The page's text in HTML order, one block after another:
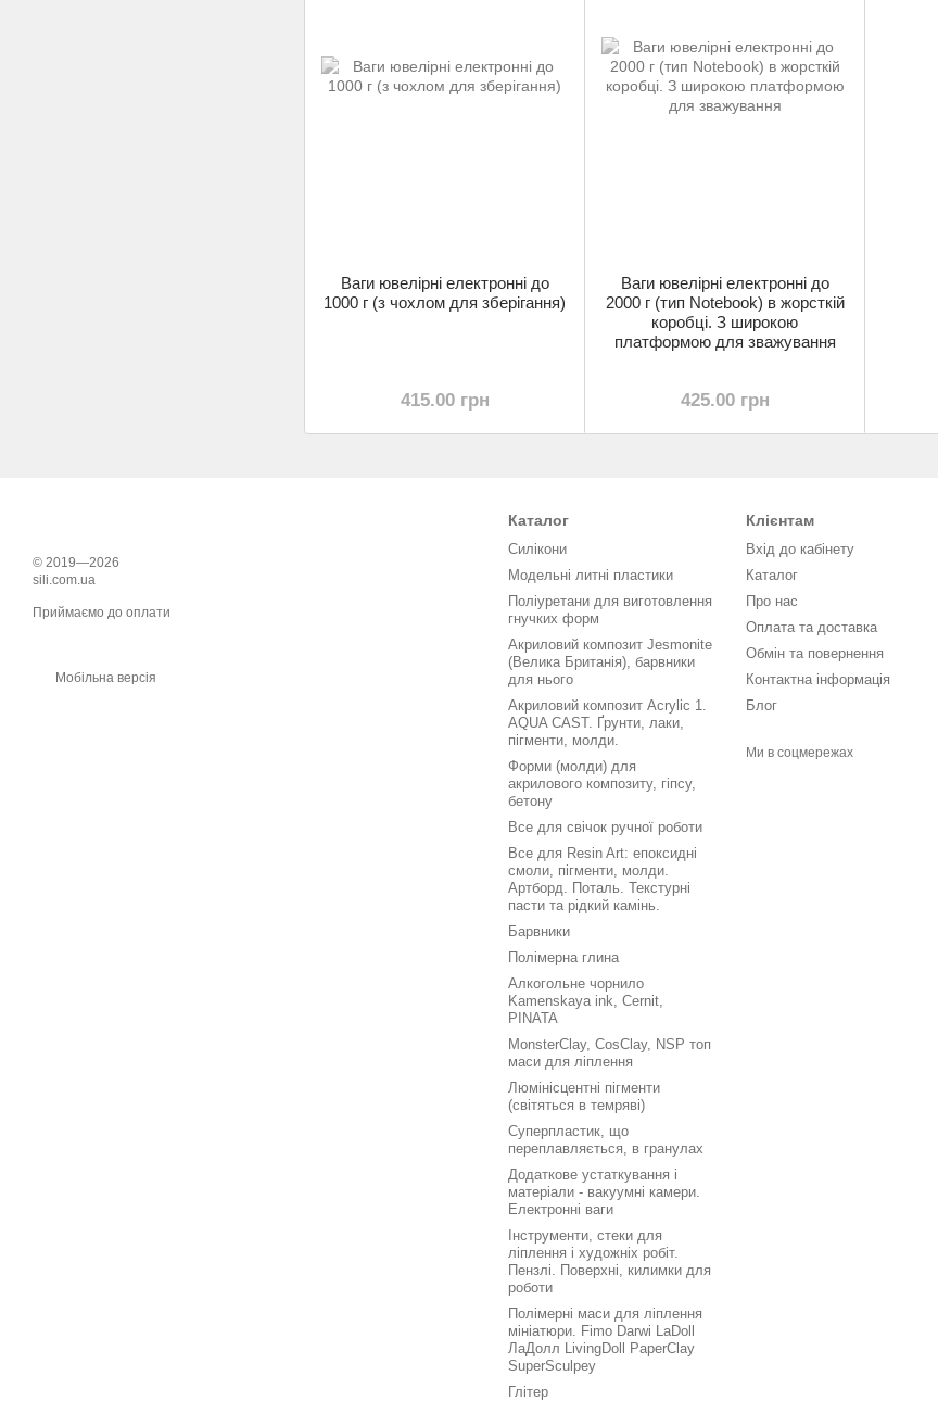
Ваги ювелірні електронні до
1000 г (з чохлом для зберігання)
415.00 грн
Ваги ювелірні електронні до
2000 г (тип Notebook) в жорсткій
коробці. З широкою
платформою для зважування
425.00 грн
© 2019—2026
sili.com.ua
Приймаємо до оплати
Мобільна версія
Каталог
Силікони
Модельні литні пластики
Поліуретани для виготовлення
гнучких форм
Акриловий композит Jesmonite
(Велика Британія), барвники
для нього
Акриловий композит Acrylic 1.
AQUA CAST. Ґрунти, лаки,
пігменти, молди.
Форми (молди) для
акрилового композиту, гіпсу,
бетону
Все для свічок ручної роботи
Все для Resin Art: епоксидні
смоли, пігменти, молди.
Артборд. Поталь. Текстурні
пасти та рідкий камінь.
Барвники
Полімерна глина
Алкогольне чорнило
Kamenskaya ink, Cernit,
PINATA
MonsterClay, CosClay, NSP топ
маси для ліплення
Люмінісцентні пігменти
(світяться в темряві)
Суперпластик, що
переплавляється, в гранулах
Додаткове устаткування і
матеріали - вакуумні камери.
Електронні ваги
Інструменти, стеки для
ліплення і художніх робіт.
Пензлі. Поверхні, килимки для
роботи
Полімерні маси для ліплення
мініатюри. Fimo Darwi LaDoll
ЛаДолл LivingDoll PaperClay
SuperSculpey
Глітер
Клієнтам
Вхід до кабінету
Каталог
Про нас
Оплата та доставка
Обмін та повернення
Контактна інформація
Блог
Ми в соцмережах